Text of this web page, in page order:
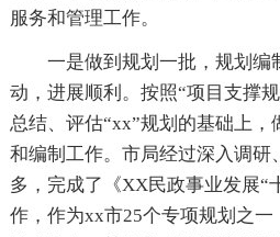
服务和管理工作。
一是做到规划一批，规划编
动，进展顺利。按照“项目支撑
总结、评估“xx”规划的基础上，
和编制工作。市局经过深入调研
多，完成了《XX民政事业发展“
作，作为xx市25个专项规划之